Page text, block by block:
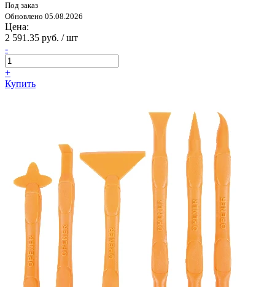
Под заказ
Обновлено 05.08.2026
Цена:
2 591.35 руб. / шт
-
+
Купить